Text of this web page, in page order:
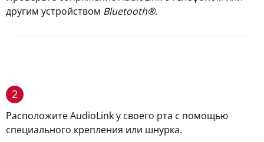
другим устройством Bluetooth®.
2
Расположите AudioLink у своего рта с помощью
специального крепления или шнурка.